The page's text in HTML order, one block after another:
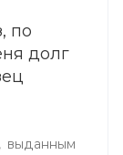
по
долг
выданным